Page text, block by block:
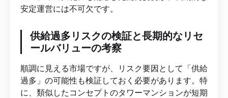
安定運営には不可欠です。
供給過多リスクの検証と長期的なリセ
ールバリューの考察
順調に見える市場ですが、リスク要因として「供給
過多」の可能性も検証しておく必要があります。特
に、類似したコンセプトのタワーマンションが短期